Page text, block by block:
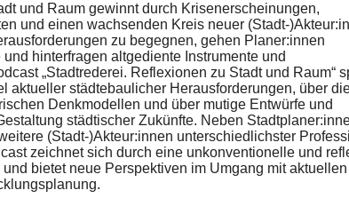
und Raum gewinnt durch Krisenerscheinungen,
und einen wachsenden Kreis neuer (Stadt-
zu begegnen, gehen Planer:innen
hinterfragen altgediente Instrumente und
„Stadtrederei. Reflexionen zu Stadt und Raum“
aktueller städtebaulicher Herausforderungen, über
Denkmodellen und über mutige Entwürfe und
städtischer Zukünfte. Neben
(Stadt-)Akteur:innen unterschiedlichster
zeichnet sich durch eine unkonventionelle und
bietet neue Perspektiven im Umgang mit aktuellen